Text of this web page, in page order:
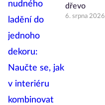
dřevo
6. srpna 2026